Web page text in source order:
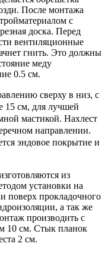
После монтажа
с
доска. Перед
вентиляционные
гнить. Это должны
меду
0.5 см.
сверху в низ, с
15 см, для лучшей
мастикой. Нахлест
направлении.
эндовое покрытие и
из
установки на
поверх прокладочного
а так же
производить с
10 см. Стык планок
2 см.